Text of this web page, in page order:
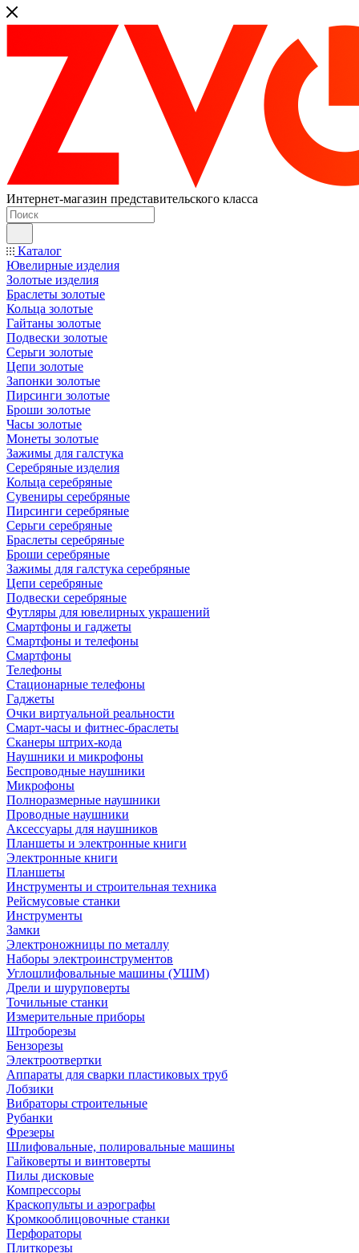
Интернет-магазин представительского класса
Каталог
Ювелирные изделия
Золотые изделия
Браслеты золотые
Кольца золотые
Гайтаны золотые
Подвески золотые
Серьги золотые
Цепи золотые
Запонки золотые
Пирсинги золотые
Броши золотые
Часы золотые
Монеты золотые
Зажимы для галстука
Серебряные изделия
Кольца серебряные
Сувениры серебряные
Пирсинги серебряные
Серьги серебряные
Браслеты серебряные
Броши серебряные
Зажимы для галстука серебряные
Цепи серебряные
Подвески серебряные
Футляры для ювелирных украшений
Смартфоны и гаджеты
Смартфоны и телефоны
Смартфоны
Телефоны
Стационарные телефоны
Гаджеты
Очки виртуальной реальности
Смарт-часы и фитнес-браслеты
Сканеры штрих-кода
Наушники и микрофоны
Беспроводные наушники
Микрофоны
Полноразмерные наушники
Проводные наушники
Аксессуары для наушников
Планшеты и электронные книги
Электронные книги
Планшеты
Инструменты и строительная техника
Рейсмусовые станки
Инструменты
Замки
Электроножницы по металлу
Наборы электроинструментов
Углошлифовальные машины (УШМ)
Дрели и шуруповерты
Точильные станки
Измерительные приборы
Штроборезы
Бензорезы
Электроотвертки
Аппараты для сварки пластиковых труб
Лобзики
Вибраторы строительные
Рубанки
Фрезеры
Шлифовальные, полировальные машины
Гайковерты и винтоверты
Пилы дисковые
Компрессоры
Краскопульты и аэрографы
Кромкооблицовочные станки
Перфораторы
Плиткорезы